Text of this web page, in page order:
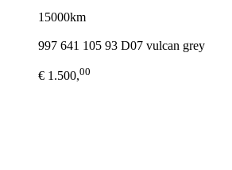
15000km
997 641 105 93 D07 vulcan grey
€ 1.500,00